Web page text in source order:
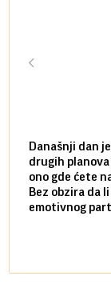
Današnji dan
drugih
ono gde ćete
Bez obzira da
emotivnog